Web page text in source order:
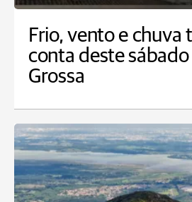
Frio, vento e chuva
conta deste
Grossa